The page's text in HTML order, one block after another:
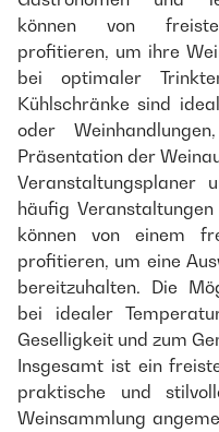
können von
profitieren, um ihre
bei optimaler
Kühlschränke sind
oder
Präsentation der
Veranstaltungsplaner
häufig
können von einem
profitieren, um eine
bereitzuhalten. Die
bei idealer
Geselligkeit und zum
Insgesamt ist ein
praktische und
Weinsammlung